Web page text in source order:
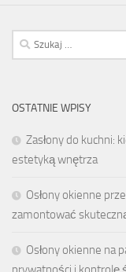
Szukaj:
OSTATNIE WPISY
Zasłony do kuchni:
estetyką wnętrza
Osłony okienne
zamontować
Osłony okienne na